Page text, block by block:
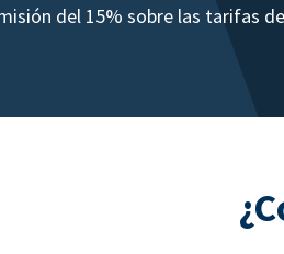
del 15% sobre las tarifas